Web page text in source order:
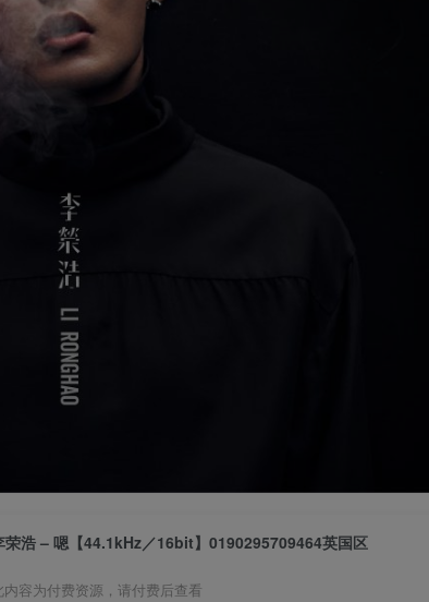
荣浩 – 嗯【44.1kHz／16bit】0190295709464英国区
内容为付费资源，请付费后查看